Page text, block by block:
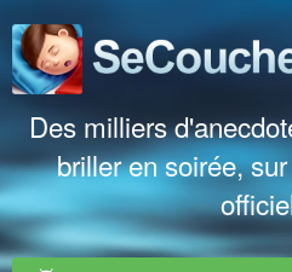
Des milliers
briller en soirée,